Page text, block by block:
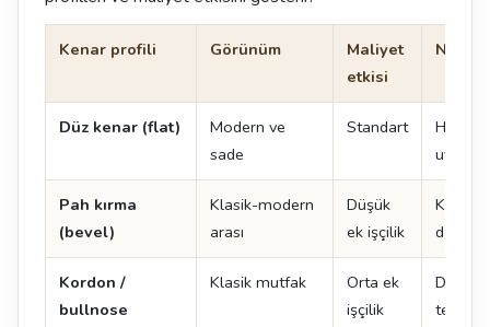
Kenar profili Görünüm
Maliyet
etkisi
Not
Düz kenar (flat)
Modern ve
sade
Standart
Her
Pah kırma
(bevel)
Klasik-modern
arası
Düşük
ek işçilik
Kenar
Kordon /
bullnose
Klasik mutfak
Orta ek
işçilik
Doğal
tercih